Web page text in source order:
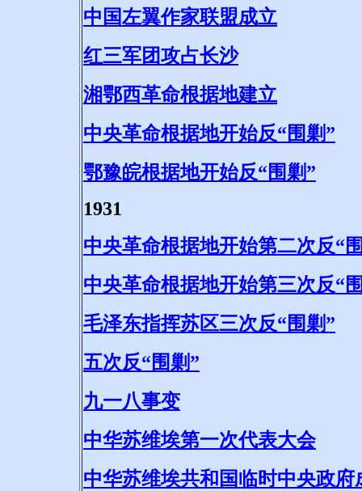
中国左翼作家联盟成立
红三军团攻占长沙
湘鄂西革命根据地建立
中央革命根据地开始反“围剿”
鄂豫皖根据地开始反“围剿”
1931
中央革命根据地开始第二次反“
中央革命根据地开始第三次反“
毛泽东指挥苏区三次反“围剿”
五次反“围剿”
九一八事变
中华苏维埃第一次代表大会
中华苏维埃共和国临时中央政府